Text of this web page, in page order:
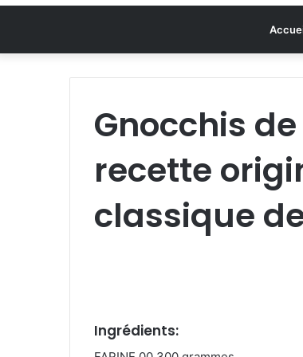
Gnocchis
recette
classique
Ingrédients: